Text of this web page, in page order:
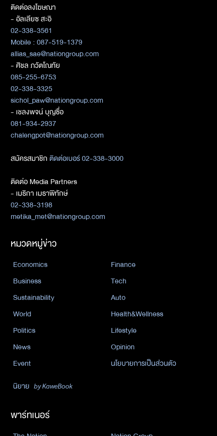
ติดต่อลงโฆษณา
- อัลเลียซ สะอิ
02-338-3561
Mobile : 087-519-1379
allias_sae@nationgroup.com
- ศิชล ภวัตโณทัย
085-255-6753
02-338-3325
sichol_paw@nationgroup.com
- เชลงพจน์ บุญซื่อ
081-934-2937
chalengpot@nationgroup.com
สมัครสมาชิกติดต่อเบอร์ 02-338-3000
ติดต่อ Media Partners
- เมธิกา เมธาพิทักษ์
02-338-3198
metika_met@nationgroup.com
หมวดหมู่ข่าว
Economics
Finance
Business
Tech
Sustainability
Auto
World
Health&Wellness
Politics
Lifestyle
News
Opinion
Event
นโยบายการเป็นส่วนตัว
นิยาย by KaweBook
พาร์ทเนอร์